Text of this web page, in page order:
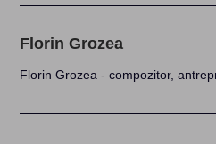
Florin Grozea
Florin Grozea - compozitor,